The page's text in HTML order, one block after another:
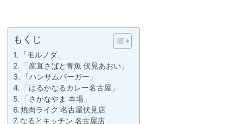
もくじ
「モルノダ」
「産直さばと青魚 伏見あおい」
「ハンサムバーガー」
「はるかなるカレー名古屋」
「さかなやま 本場」
焼肉ライク 名古屋伏見店
なるとキッチン 名古屋店